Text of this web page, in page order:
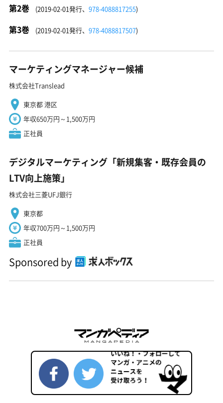
第2巻 (2019-02-01発行、 978-4088817255)
第3巻 (2019-02-01発行、 978-4088817507)
マーケティングマネージャー候補
株式会社Translead
東京都 港区
年収650万円～1,500万円
正社員
デジタルマーケティング「新規集客・既存会員の
LTV向上施策」
株式会社三菱UFJ銀行
東京都
年収700万円～1,500万円
正社員
Sponsored by